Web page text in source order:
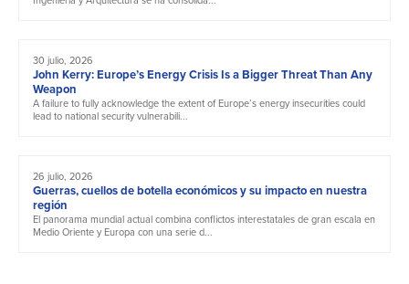
30 julio, 2026
John Kerry: Europe’s Energy Crisis Is a Bigger Threat Than Any
Weapon
A failure to fully acknowledge the extent of Europe’s energy insecurities could
lead to national security vulnerabili...
26 julio, 2026
Guerras, cuellos de botella económicos y su impacto en nuestra
región
El panorama mundial actual combina conflictos interestatales de gran escala en
Medio Oriente y Europa con una serie d...